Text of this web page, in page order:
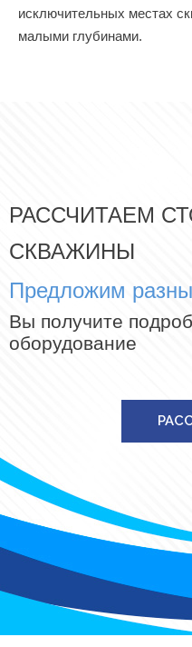
исключительных местах
малыми глубинами.
РАССЧИТАЕМ
СКВАЖИНЫ
Предложим
Вы получите
оборудование